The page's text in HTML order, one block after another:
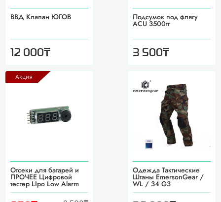
ВВД Клапан ЮГОВ
12 000₸
Подсумок под флягу
ACU 3500тг
3 500₸
Отсеки для батарей и
ПРОЧЕЕ Цифровой
тестер LIpo Low Alarm
Акция
Одежда Тактические
Штаны EmersonGear /
WL / 34 G3